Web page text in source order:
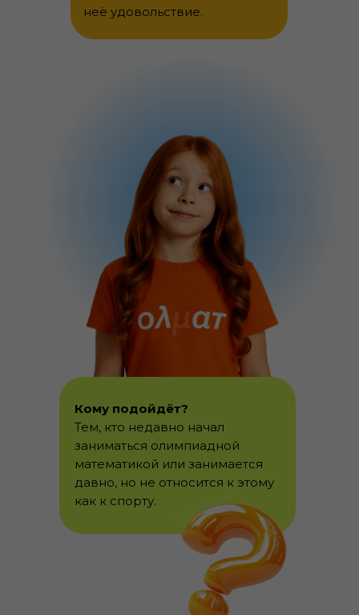
Кому подойдёт?
Тем, кто недавно начал
заниматься олимпиадной
математикой или занимается
давно, но не относится к этому
как к спорту.
неё удовольствие.